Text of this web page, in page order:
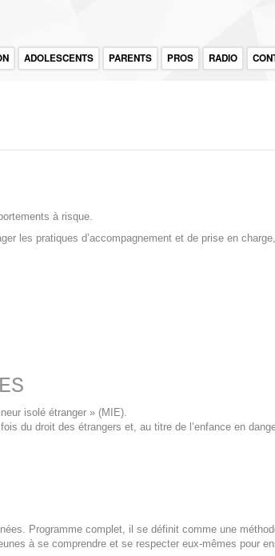
ADOLESCENTS PARENTS PROS RADIO
à risque.
les pratiques d’accompagnement et de prise en
isolé étranger » (MIE).
du droit des étrangers et, au titre de l’enfance en
Programme complet, il se définit comme une
à se comprendre et se respecter eux-mêmes pour